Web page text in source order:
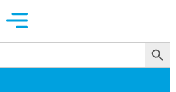
Search Button